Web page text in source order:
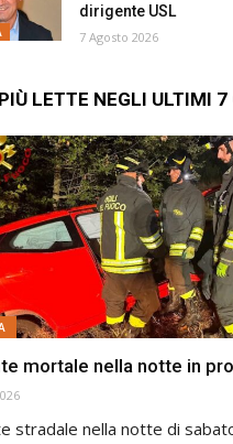
dirigente USL
7 Agosto 2026
LETTE NEGLI ULTIMI 7
mortale nella notte in
stradale nella notte di